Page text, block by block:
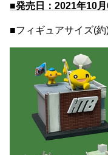
■発売日：2021年10
■フィギュアサイズ(